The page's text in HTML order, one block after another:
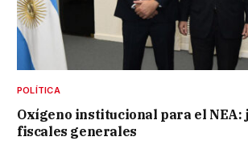
POLÍTICA
Oxígeno institucional para el NEA:
fiscales generales